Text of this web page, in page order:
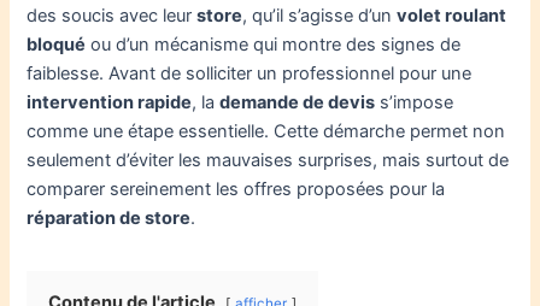
des soucis avec leurstore, qu’il s’agisse d’unvolet roulant
bloqué ou d’un mécanisme qui montre des signes de
faiblesse. Avant de solliciter un professionnel pour une
intervention rapide, lademande de devis s’impose
comme une étape essentielle. Cette démarche permet non
seulement d’éviter les mauvaises surprises, mais surtout de
comparer sereinement les offres proposées pour la
réparation de store.